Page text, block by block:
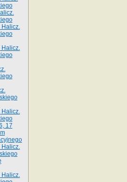
Halicz.
Halicz.
Halicz.
17
Halicz.
Halicz.